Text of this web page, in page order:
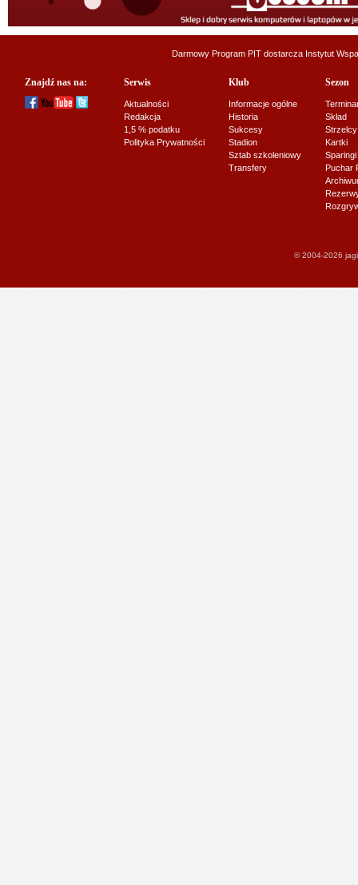
Darmowy Program PIT dostarcza Instytut
Znajdź nas na: Serwis
Aktualności
Redakcja
1,5 % podatku
Polityka Prywatności
Klub
Informacje ogólne
Historia
Sukcesy
Stadion
Sztab szkoleniowy
Transfery
Sezon
Skład
Strzelcy
Kartki
Sparingi
Puchar
© 2004-2026